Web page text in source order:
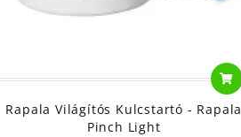
Rapala Világítós Kulcstartó - Rapala
Pinch Light